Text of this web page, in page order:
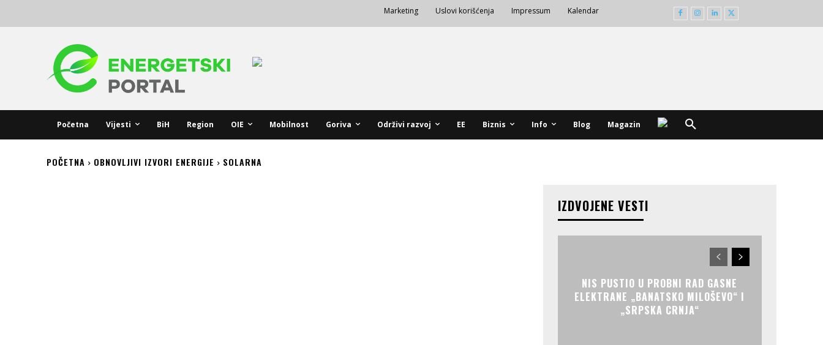
Marketing Uslovi korišćenja Impressum Kalendar
Početna Vijesti BiH Region OIE Mobilnost Goriva Održivi razvoj EE Biznis Info Blog Magazin
POČETNA OBNOVLJIVI IZVORI ENERGIJE SOLARNA
IZDVOJENE VESTI
NIS PUSTIO U PROBNI RAD GASNE
ELEKTRANE „BANATSKO MILOŠEVO“ I
„SRPSKA CRNJA“